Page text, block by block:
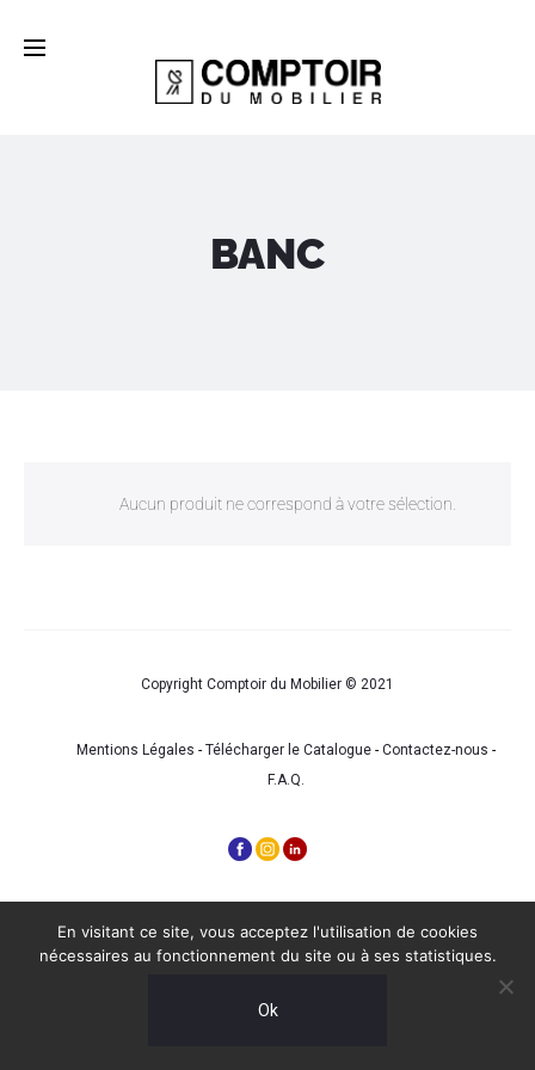
BANC
Aucun produit ne correspond à votre sélection.
Copyright Comptoir du Mobilier © 2021
Mentions Légales - Télécharger le Catalogue- Contactez-nous -
F.A.Q.
En visitant ce site, vous acceptez l'utilisation de cookies
nécessaires au fonctionnement du site ou à ses statistiques.
Ok